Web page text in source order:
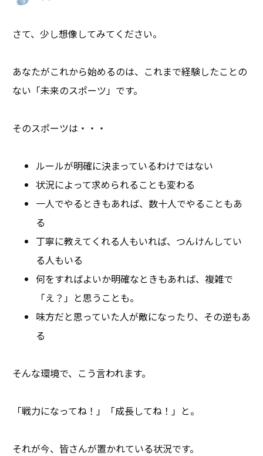
さて、少し想像してみてください。
あなたがこれから始めるのは、これまで経験したことの
ない「未来のスポーツ」です。
そのスポーツは・・・
ルールが明確に決まっているわけではない
状況によって求められることも変わる
一人でやるときもあれば、数十人でやることもあ
る
丁寧に教えてくれる人もいれば、つんけんしてい
る人もいる
何をすればよいか明確なときもあれば、複雑で
「え？」と思うことも。
味方だと思っていた人が敵になったり、その逆もあ
る
そんな環境で、こう言われます。
「戦力になってね！」「成長してね！」と。
それが今、皆さんが置かれている状況です。